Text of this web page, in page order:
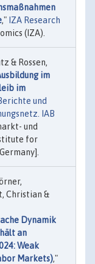
," IZA Research
(IZA).
& Rossen,
im
im
und
IAB
und
for
Christian &
Dynamik
an
Weak
Markets),"